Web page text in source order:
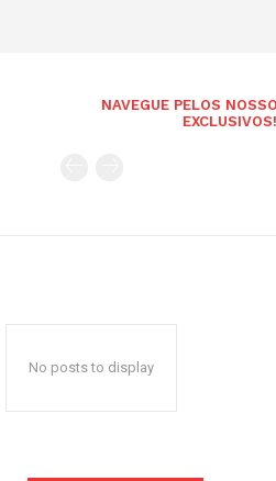
NAVEGUE PELOS
EXCLUSIVOS!
No posts to display